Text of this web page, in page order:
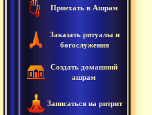
Приехать в Ашрам
Заказать ритуалы и
богослужения
Создать домашний
ашрам
Записаться на ритрит